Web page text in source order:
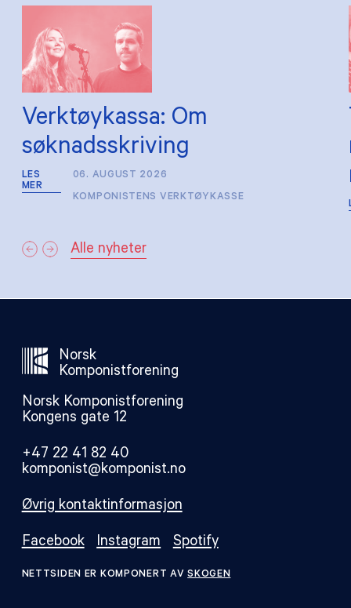
Verktøykassa: Om
søknadsskriving
LES
MER
06. AUGUST 2026
KOMPONISTENS VERKTØYKASSE
Alle nyheter
Norsk
Komponistforening
Norsk Komponistforening
Kongens gate 12
+47 22 41 82 40
komponist@komponist.no
Øvrig kontaktinformasjon
Facebook Instagram Spotify
NETTSIDEN ER KOMPONERT AVSKOGEN